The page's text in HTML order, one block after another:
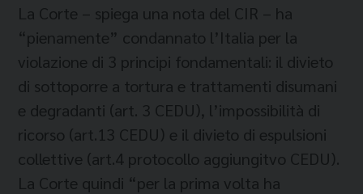
La Corte – spiega una nota del CIR – ha
“pienamente” condannato l’Italia per la
violazione di 3 principi fondamentali: il divieto
di sottoporre a tortura e trattamenti disumani
e degradanti (art. 3 CEDU), l’impossibilità di
ricorso (art.13 CEDU) e il divieto di espulsioni
collettive (art.4 protocollo aggiungitvo CEDU).
La Corte quindi “per la prima volta ha